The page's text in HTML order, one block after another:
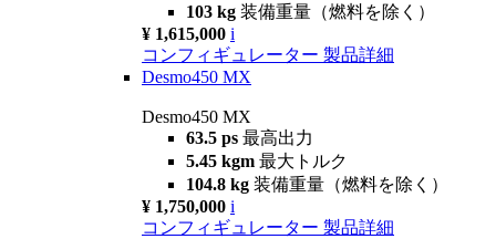
103 kg 装備重量（燃料を除く）
¥ 1,615,000 i
コンフィギュレーター 製品詳細
Desmo450 MX
Desmo450 MX
63.5 ps 最高出力
5.45 kgm 最大トルク
104.8 kg 装備重量（燃料を除く）
¥ 1,750,000 i
コンフィギュレーター 製品詳細